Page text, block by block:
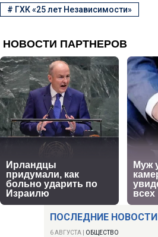
ПОСЛЕДНИЕ НОВОСТИ
6 АВГУСТА ОБЩЕСТВО
# ГХК «25 лет Независимости»